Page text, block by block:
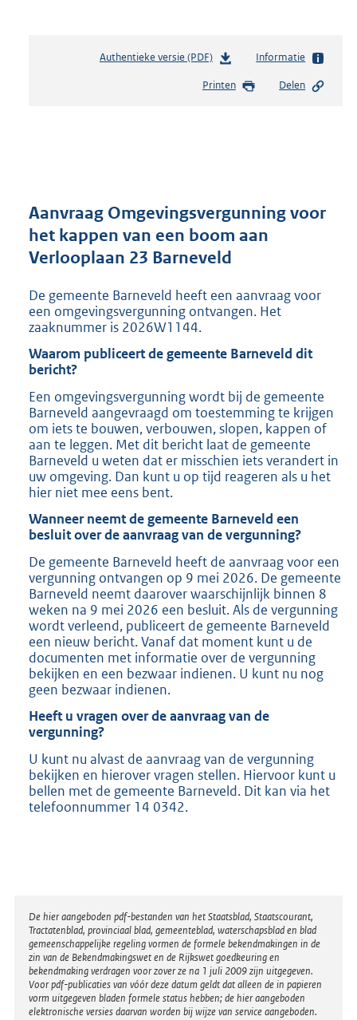
Authentieke versie (PDF)b
s
r
o
t
e
:
5
b
Informatie
Printen Delen
Aanvraag Omgevingsvergunning voor
het kappen van een boom aan
Verlooplaan 23 Barneveld
De gemeente Barneveld heeft een aanvraag voor
een omgevingsvergunning ontvangen. Het
zaaknummer is 2026W1144.
Waarom publiceert de gemeente Barneveld dit
bericht?
Een omgevingsvergunning wordt bij de gemeente
Barneveld aangevraagd om toestemming te krijgen
om iets te bouwen, verbouwen, slopen, kappen of
aan te leggen. Met dit bericht laat de gemeente
Barneveld u weten dat er misschien iets verandert in
uw omgeving. Dan kunt u op tijd reageren als u het
hier niet mee eens bent.
Wanneer neemt de gemeente Barneveld een
besluit over de aanvraag van de vergunning?
De gemeente Barneveld heeft de aanvraag voor een
vergunning ontvangen op 9 mei 2026. De gemeente
Barneveld neemt daarover waarschijnlijk binnen 8
weken na 9 mei 2026 een besluit. Als de vergunning
wordt verleend, publiceert de gemeente Barneveld
een nieuw bericht. Vanaf dat moment kunt u de
documenten met informatie over de vergunning
bekijken en een bezwaar indienen. U kunt nu nog
geen bezwaar indienen.
Heeft u vragen over de aanvraag van de
vergunning?
U kunt nu alvast de aanvraag van de vergunning
bekijken en hierover vragen stellen. Hiervoor kunt u
bellen met de gemeente Barneveld. Dit kan via het
telefoonnummer 14 0342.
Disclaimer
De hier aangeboden pdf-bestanden van het Staatsblad, Staatscourant,
Tractatenblad, provinciaal blad, gemeenteblad, waterschapsblad en blad
gemeenschappelijke regeling vormen de formele bekendmakingen in de
zin van de Bekendmakingswet en de Rijkswet goedkeuring en
bekendmaking verdragen voor zover ze na 1 juli 2009 zijn uitgegeven.
Voor pdf-publicaties van vóór deze datum geldt dat alleen de in papieren
vorm uitgegeven bladen formele status hebben; de hier aangeboden
elektronische versies daarvan worden bij wijze van service aangeboden.